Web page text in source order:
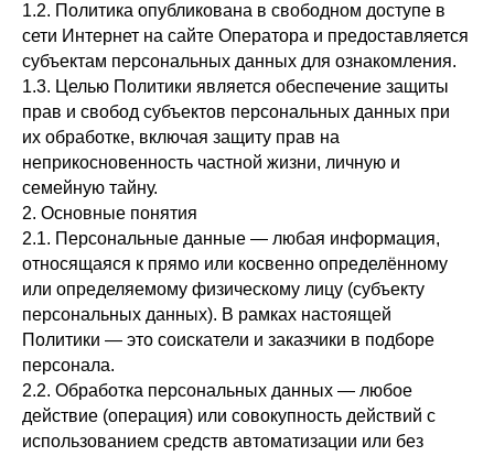
1.2. Политика опубликована в свободном доступе в
сети Интернет на сайте Оператора и предоставляется
субъектам персональных данных для ознакомления.
1.3. Целью Политики является обеспечение защиты
прав и свобод субъектов персональных данных при
их обработке, включая защиту прав на
неприкосновенность частной жизни, личную и
семейную тайну.
2. Основные понятия
2.1. Персональные данные — любая информация,
относящаяся к прямо или косвенно определённому
или определяемому физическому лицу (субъекту
персональных данных). В рамках настоящей
Политики — это соискатели и заказчики в подборе
персонала.
2.2. Обработка персональных данных — любое
действие (операция) или совокупность действий с
использованием средств автоматизации или без